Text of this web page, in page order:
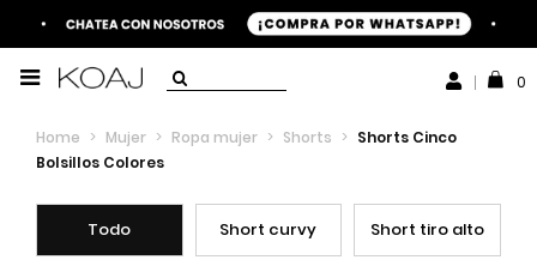
0
Home > Mujer > Ropa mujer > Shorts > Shorts Cinco
Bolsillos Colores
Todo Short curvy Short tiro alto